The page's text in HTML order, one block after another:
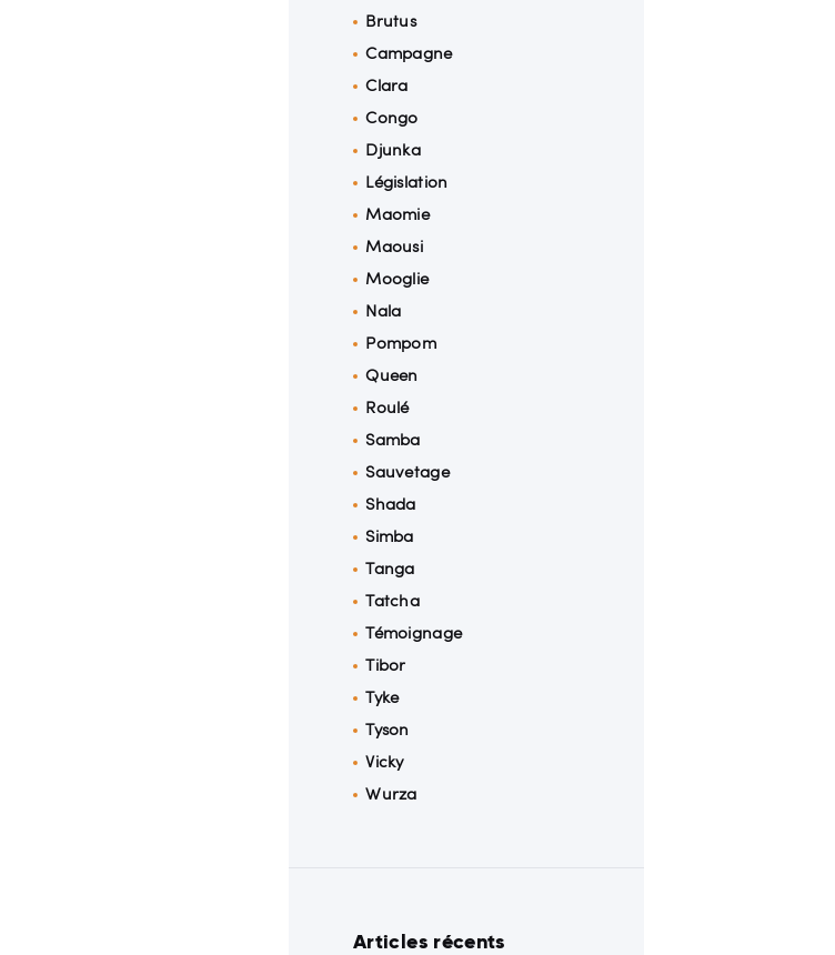
Brutus
Campagne
Clara
Congo
Djunka
Législation
Maomie
Maousi
Mooglie
Nala
Pompom
Queen
Roulé
Samba
Sauvetage
Shada
Simba
Tanga
Tatcha
Témoignage
Tibor
Tyke
Tyson
Vicky
Wurza
Articles récents